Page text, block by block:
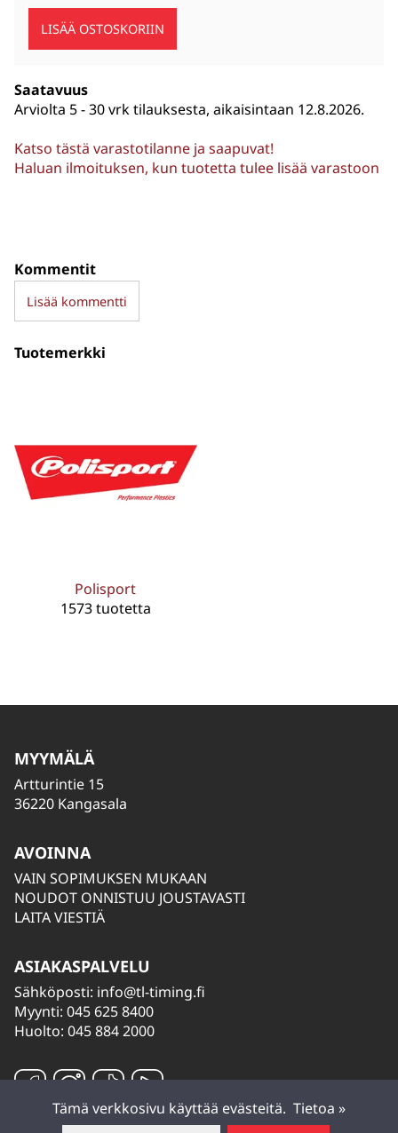
Saatavuus
Arviolta 5 - 30 vrk tilauksesta, aikaisintaan 12.8.2026.
Katso tästä varastotilanne ja saapuvat!
Haluan ilmoituksen, kun tuotetta tulee lisää varastoon
Kommentit
Lisää kommentti
Tuotemerkki
Polisport
1573 tuotetta
MYYMÄLÄ
Artturintie 15
36220 Kangasala
AVOINNA
VAIN SOPIMUKSEN MUKAAN
NOUDOT ONNISTUU JOUSTAVASTI
LAITA VIESTIÄ
ASIAKASPALVELU
Sähköposti: info@tl-timing.fi
Myynti: 045 625 8400
Huolto: 045 884 2000
Tämä verkkosivu käyttää evästeitä. Tietoa »